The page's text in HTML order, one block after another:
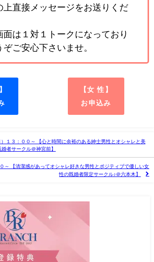
上直接メッセージをお送りくだ
面は１対１トークになっており
ぞご安心下さいませ。
【女 性】
お申込み
１３：００～ 【心と時間に余裕のある紳士男性とオシャレと美
者サークル＠神宮前】
～ 【清潔感があってオシャレ好きな男性とポジティブで優しい女
性の既婚者限定サークル♪＠六本木】